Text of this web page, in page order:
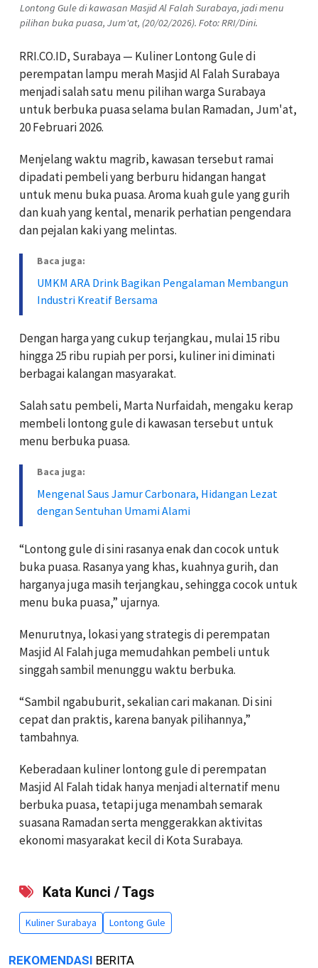
Lontong Gule di kawasan Masjid Al Falah Surabaya, jadi menu
pilihan buka puasa, Jum'at, (20/02/2026). Foto: RRI/Dini.
RRI.CO.ID, Surabaya — Kuliner Lontong Gule di
perempatan lampu merah Masjid Al Falah Surabaya
menjadi salah satu menu pilihan warga Surabaya
untuk berbuka puasa selama bulan Ramadan, Jum'at,
20 Februari 2026.
Menjelang waktu magrib, kawasan tersebut ramai
dipadati pembeli yang berburu hidangan hangat
untuk menu buka puasa. Aroma kuah gule yang gurih
dan kuah yang kental, menarik perhatian pengendara
dan pejalan kaki yang melintas.
Baca juga:
UMKM ARA Drink Bagikan Pengalaman Membangun
Industri Kreatif Bersama
Dengan harga yang cukup terjangkau, mulai 15 ribu
hingga 25 ribu rupiah per porsi, kuliner ini diminati
berbagai kalangan masyarakat.
Salah satu pembeli, Marta Nurfaidah, mengaku kerap
membeli lontong gule di kawasan tersebut untuk
menu berbuka puasa.
Baca juga:
Mengenal Saus Jamur Carbonara, Hidangan Lezat
dengan Sentuhan Umami Alami
“Lontong gule di sini rasanya enak dan cocok untuk
buka puasa. Rasanya yang khas, kuahnya gurih, dan
harganya juga masih terjangkau, sehingga cocok untuk
menu buka puasa,” ujarnya.
Menurutnya, lokasi yang strategis di perempatan
Masjid Al Falah juga memudahkan pembeli untuk
singgah sambil menunggu waktu berbuka.
“Sambil ngabuburit, sekalian cari makanan. Di sini
cepat dan praktis, karena banyak pilihannya,”
tambahnya.
Keberadaan kuliner lontong gule di perempatan
Masjid Al Falah tidak hanya menjadi alternatif menu
berbuka puasa, tetapi juga menambah semarak
suasana Ramadan serta menggerakkan aktivitas
ekonomi masyarakat kecil di Kota Surabaya.
Kata Kunci / Tags
Kuliner Surabaya Lontong Gule
REKOMENDASI BERITA